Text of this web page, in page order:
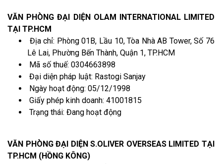
VĂN PHÒNG ĐẠI DIỆN OLAM INTERNATIONAL LIMITED
TẠI TP.HCM
Địa chỉ: Phòng 01B, Lầu 10, Tòa Nhà AB Tower, Số 76
Lê Lai, Phường Bến Thành, Quận 1, TP.HCM
Mã số thuế: 0304663898
Đại diện pháp luật: Rastogi Sanjay
Ngày hoạt động: 05/12/1998
Giấy phép kinh doanh: 41001815
Trạng thái: Đang hoạt động
VĂN PHÒNG ĐẠI DIỆN S.OLIVER OVERSEAS LIMITED TẠI
TP.HCM (HỒNG KÔNG)